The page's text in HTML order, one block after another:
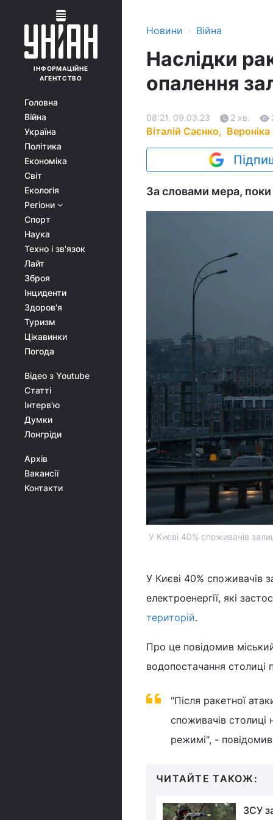
ІНФОРМАЦІЙНЕ
АГЕНТСТВО
Головна
Війна
Україна
Політика
Економіка
Світ
Екологія
Регіони
Спорт
Наука
Техно і зв'язок
Лайт
Зброя
Інциденти
Здоров'я
Туризм
Цікавинки
Погода
Відео з Youtube
Статті
Інтерв'ю
Думки
Лонгріди
Архів
Вакансії
Контакти
Новини › Війна
Наслідки
опалення
Віталій Саєнко,
08:21, 09.03.23 2 хв.
За словами мера,
У Києві 40% споживачів
У Києві 40% споживачів
електроенергії, які
територій.
Про це повідомив
водопостачання
"Після ракетної
споживачів
режимі", -
ЧИТАЙТЕ ТАКОЖ:
ЗСУ